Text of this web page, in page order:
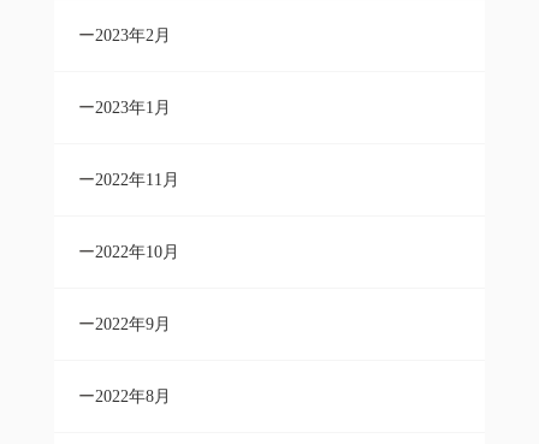
2023年2月
2023年1月
2022年11月
2022年10月
2022年9月
2022年8月